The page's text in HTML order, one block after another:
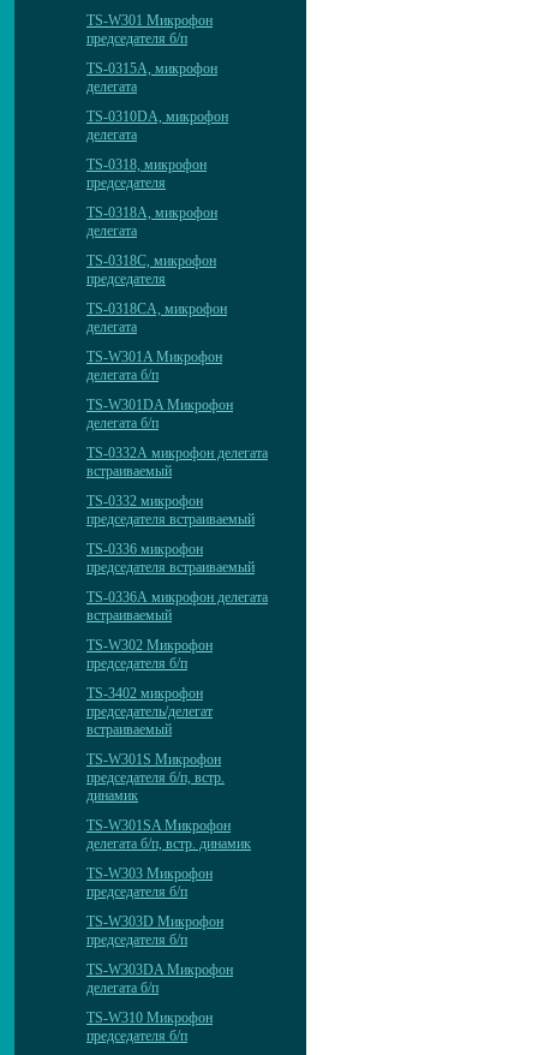
TS-W301 Микрофон
председателя б/п
TS-0315A, микрофон
делегата
TS-0310DА, микрофон
делегата
TS-0318, микрофон
председателя
TS-0318A, микрофон
делегата
TS-0318C, микрофон
председателя
TS-0318CA, микрофон
делегата
TS-W301A Микрофон
делегата б/п
TS-W301DA Микрофон
делегата б/п
TS-0332А микрофон делегата
встраиваемый
TS-0332 микрофон
председателя встраиваемый
TS-0336 микрофон
председателя встраиваемый
TS-0336А микрофон делегата
встраиваемый
TS-W302 Микрофон
председателя б/п
TS-3402 микрофон
председатель/делегат
встраиваемый
TS-W301S Микрофон
председателя б/п, встр.
динамик
TS-W301SA Микрофон
делегата б/п, встр. динамик
TS-W303 Микрофон
председателя б/п
TS-W303D Микрофон
председателя б/п
TS-W303DA Микрофон
делегата б/п
TS-W310 Микрофон
председателя б/п